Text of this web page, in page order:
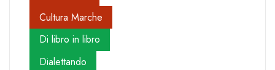
Cultura Marche
Di libro in libro
Dialettando